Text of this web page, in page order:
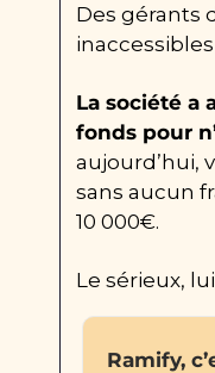
Des gérants
La société a
fonds pour
aujourd’hui,
sans aucun
10 000€.
Le sérieux,
Ramify,